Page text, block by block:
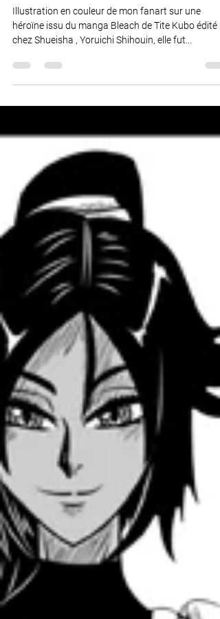
Shihouin-2024.
Illustration en couleur de mon fanart sur une
chez Shueisha , Yoruichi Shihouin, elle fut...